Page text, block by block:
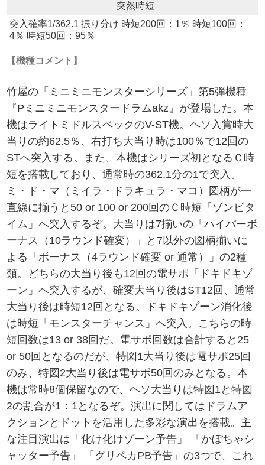
突然時短
突入確率1/362.1 振り分け 時短200回：1％ 時短100回：
4％ 時短50回：95％
【機種コメント】
竹屋の「ミニミニモンスターシリーズ」第5弾機種
『Pミニミニモンスタードラムakz』が登場した。本
機はライトミドルスペックのV-ST機。ヘソ入賞時大
当りの約62.5％、右打ち大当り時は100％で12回の
STへ突入する。また、本機はシリーズ初となるＣ時
短を搭載しており、通常時の362.1分の1で突入。
ミ・ド・マ（ミイラ・ドラキュラ・マコ）図柄が一
直線に揃うと50 or 100 or 200回のＣ時短「ゾンビタ
イム」へ突入するぞ。大当りは7揃いの「ハイパーボ
ーナス（10ラウンド確変）」と7以外の図柄揃いに
よる「ボーナス（4ラウンド確変 or 通常）」の2種
類。どちらの大当り後も12回の電サポ「ドキドキゾ
ーン」へ突入するが、確変大当り後はST12回、通常
大当り後は時短12回となる。ドキドキゾーン消化後
は時短「モンスターチャンス」へ突入。こちらの時
短回数は13 or 38回だ。電サポ回数は合計すると25
or 50回となるのだが、特図1大当り後は電サポ25回
のみ、特図2大当り後は電サポ50回のみとなる。本
機は常時8個保留なので、ヘソ大当りは特図1と特図
2の割合が1：1となるぞ。演出に関してはドラムア
クションとドットを活用した多彩な演出を搭載。主
な注目演出は「化け化けゾーン予告」 「かぼちゃシ
ャッター予告」 「グリペカPB予告」の3つで、これ